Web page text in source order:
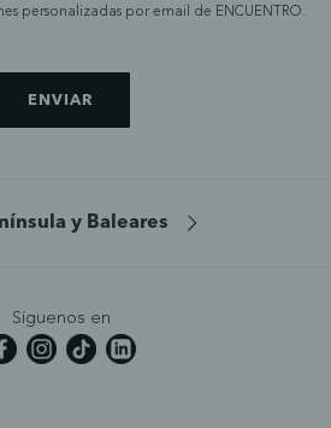
personalizadas por email de ENCUENTRO.
ENVIAR
y Baleares
Síguenos en